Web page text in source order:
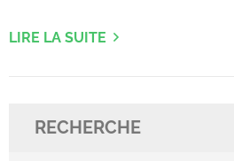
LIRE LA SUITE
RECHERCHE